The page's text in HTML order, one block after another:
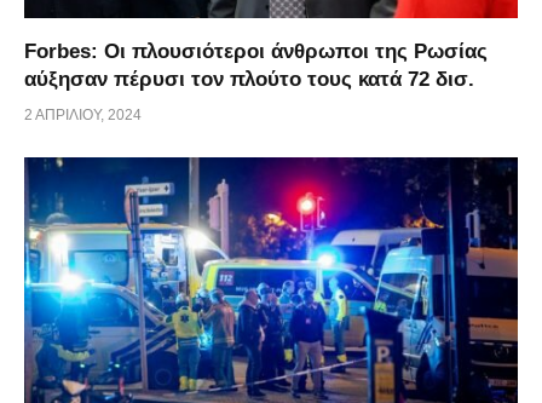
Forbes: Οι πλουσιότεροι άνθρωποι της Ρωσίας
αύξησαν πέρυσι τον πλούτο τους κατά 72 δισ.
2 ΑΠΡΙΛΊΟΥ, 2024